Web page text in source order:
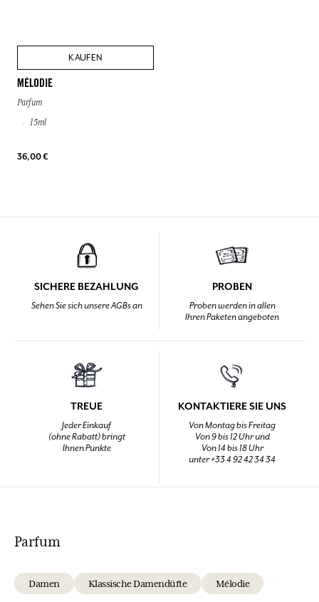
KAUFEN
MÉLODIE
Parfum
15ml
36,00 €
SICHERE BEZAHLUNG
Sehen Sie sich unsere AGBs an
PROBEN
Proben werden in allen
Ihren Paketen angeboten
TREUE
Jeder Einkauf
(ohne Rabatt) bringt
Ihnen Punkte
KONTAKTIERE SIE UNS
Von Montag bis Freitag
Von 9 bis 12 Uhr und
Von 14 bis 18 Uhr
unter +33 4 92 42 34 34
Parfum
Damen Klassische Damendüfte Mélodie